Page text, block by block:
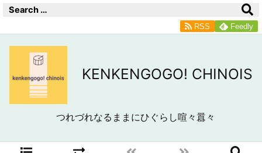
KENKENGOGO! CHINOIS
つれづれなるままにひぐらし喧々囂々
RSS Feedly